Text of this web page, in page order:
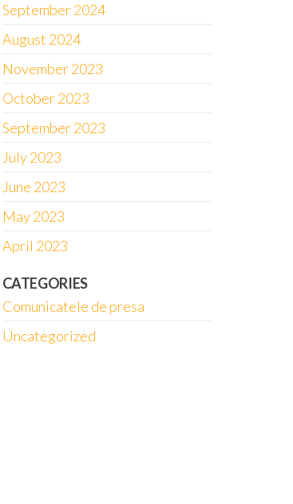
September 2024
August 2024
November 2023
October 2023
September 2023
July 2023
June 2023
May 2023
April 2023
CATEGORIES
Comunicatele de presa
Uncategorized